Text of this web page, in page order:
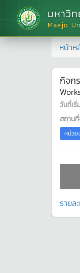
มหาวิ
Maejo
หน้าห
กิจก
วันที่เ
สถาน
หน่วย
รายล